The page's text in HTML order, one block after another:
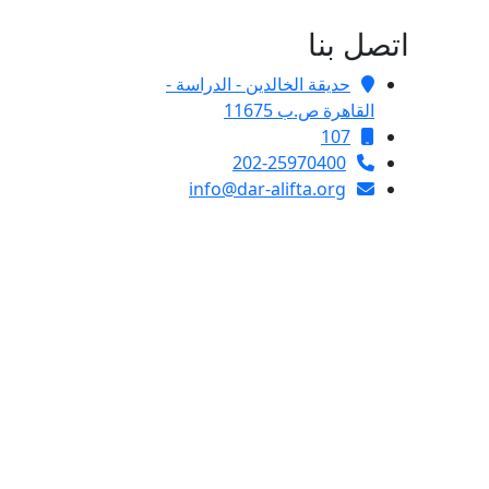
اتصل بنا
حديقة الخالدين - الدراسة -
القاهرة ص.ب 11675
107
202-25970400
info@dar-alifta.org